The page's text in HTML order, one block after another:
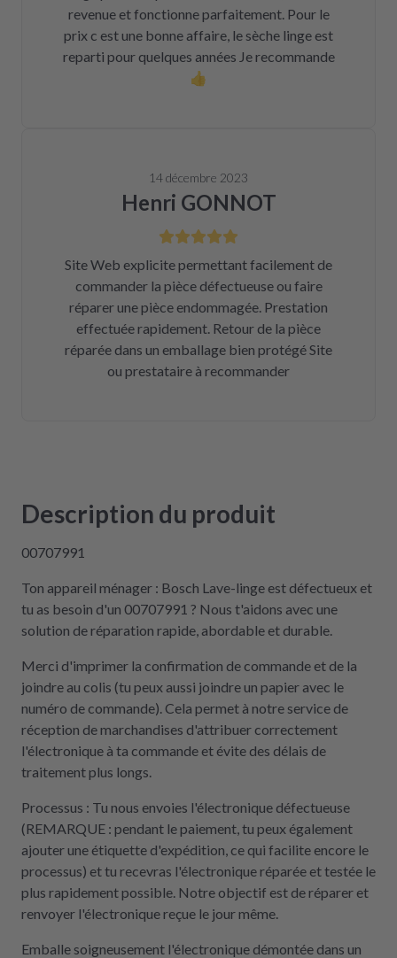
revenue et fonctionne parfaitement. Pour le
prix c est une bonne affaire, le sèche linge est
reparti pour quelques années Je recommande
👍
14 décembre 2023
Henri GONNOT
Site Web explicite permettant facilement de
commander la pièce défectueuse ou faire
réparer une pièce endommagée. Prestation
effectuée rapidement. Retour de la pièce
réparée dans un emballage bien protégé Site
ou prestataire à recommander
Description du produit
00707991
Ton appareil ménager : Bosch Lave-linge est défectueux et
tu as besoin d'un 00707991 ? Nous t'aidons avec une
solution de réparation rapide, abordable et durable.
Merci d'imprimer la confirmation de commande et de la
joindre au colis (tu peux aussi joindre un papier avec le
numéro de commande). Cela permet à notre service de
réception de marchandises d'attribuer correctement
l'électronique à ta commande et évite des délais de
traitement plus longs.
Processus : Tu nous envoies l'électronique défectueuse
(REMARQUE : pendant le paiement, tu peux également
ajouter une étiquette d'expédition, ce qui facilite encore le
processus) et tu recevras l'électronique réparée et testée le
plus rapidement possible. Notre objectif est de réparer et
renvoyer l'électronique reçue le jour même.
Emballe soigneusement l'électronique démontée dans un